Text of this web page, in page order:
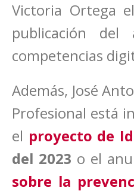
Victoria Ortega
publicación
competencias
Además, José
Profesional está
el proyecto de
del 2023 o el
sobre la